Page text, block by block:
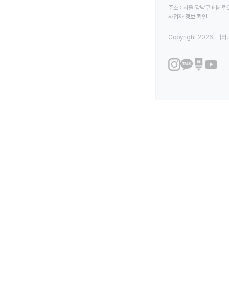
주소 : 서울 강남구 테헤
사업자 정보 확인
Copyright 2026. 닥터